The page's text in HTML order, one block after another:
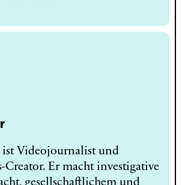
Videojournalist und
Creator. Er macht investigative